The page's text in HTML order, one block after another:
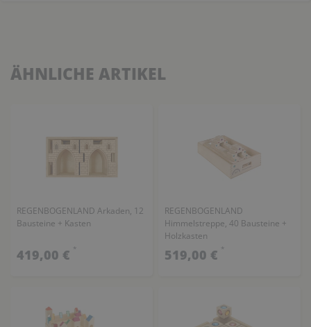
ÄHNLICHE ARTIKEL
REGENBOGENLAND Arkaden, 12
Bausteine + Kasten
419,00 € *
REGENBOGENLAND
Himmelstreppe, 40 Bausteine +
Holzkasten
519,00 € *